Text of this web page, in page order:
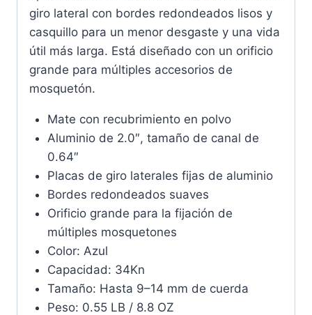
giro lateral con bordes redondeados lisos y
casquillo para un menor desgaste y una vida
útil más larga. Está diseñado con un orificio
grande para múltiples accesorios de
mosquetón.
Mate con recubrimiento en polvo
Aluminio de 2.0″, tamaño de canal de
0.64″
Placas de giro laterales fijas de aluminio
Bordes redondeados suaves
Orificio grande para la fijación de
múltiples mosquetones
Color: Azul
Capacidad: 34Kn
Tamaño: Hasta 9–14 mm de cuerda
Peso: 0.55 LB / 8.8 OZ